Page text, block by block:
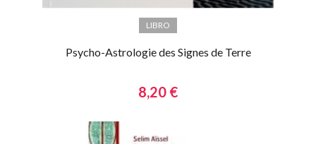
LIBRO
Psycho-Astrologie des Signes de Terre
8,20 €